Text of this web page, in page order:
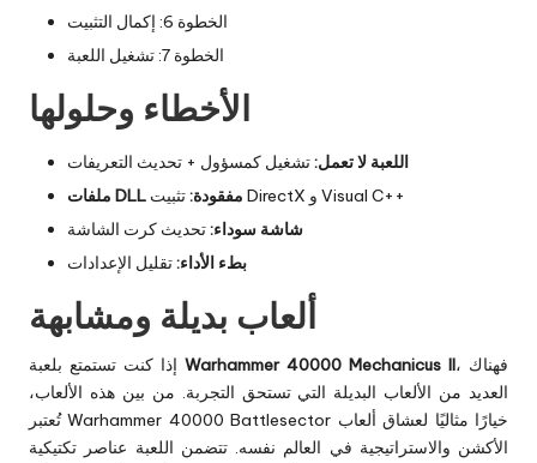
الخطوة 6: إكمال التثبيت
الخطوة 7: تشغيل اللعبة
الأخطاء وحلولها
اللعبة لا تعمل:تشغيل كمسؤول + تحديث التعريفات
ملفات DLL مفقودة:
تثبيت DirectX و Visual C++
شاشة سوداء:تحديث كرت الشاشة
بطء الأداء:تقليل الإعدادات
ألعاب بديلة ومشابهة
Warhammer 40000 Mechanicus II، فهناك
العديد من الألعاب البديلة التي تستحق التجربة. من بين هذه الألعاب،
تُعتبرWarhammer 40000 Battlesector
الأكشن والاستراتيجية في العالم نفسه. تتضمن اللعبة عناصر تكتيكية